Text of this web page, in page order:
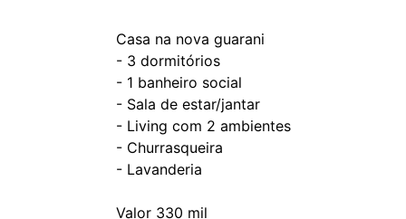
Casa na nova guarani
- 3 dormitórios
- 1 banheiro social
- Sala de estar/jantar
- Living com 2 ambientes
- Churrasqueira
- Lavanderia